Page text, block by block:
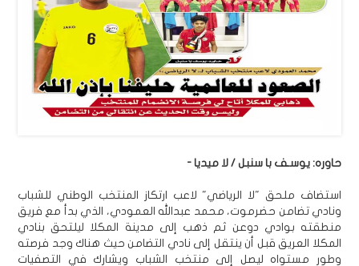
حاوره: يوسـف با سنبل / لا ميديا -
استضاف ملحق "لا الرياضي" لاعب ارتكاز المنتخب الوطني للشباب
ونادي تضامن حضرموت، محمد عبدالله العمودي، الذي بدأ مع فريق
منطقته بوادي دوعن ثم ذهب إلى مدينة المكلا ليلتحق بنادي
المكلا العريق قبل أن ينتقل إلى نادي التضامن حيث هناك وجد فرصته
وطور مستواه ليصل إلى منتخب الشباب ويشارك في التصفيات